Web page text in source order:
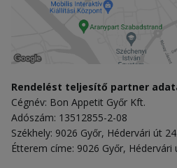
Rendelést teljesítő partner
Cégnév: Bon Appetit Győr Kft.
Adószám: 13512855-2-08
Székhely: 9026 Győr, Hédervári út 24.
Étterem címe: 9026 Győr, Hédervári